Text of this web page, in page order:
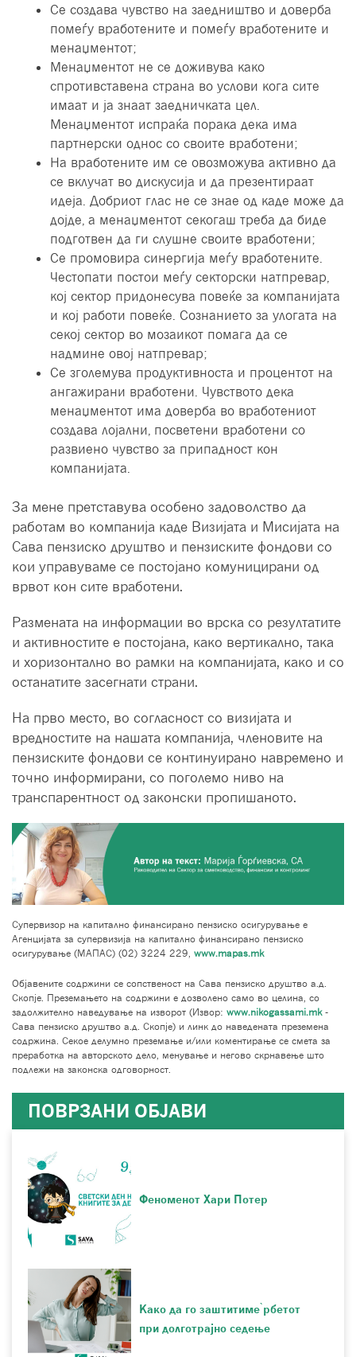
Се создава чувство на заедништво и доверба
помеѓу вработените и помеѓу вработените и
менаџментот;
Менаџментот не се доживува како
спротивставена страна во услови кога сите
имаат и ја знаат заедничката цел.
Менаџментот испраќа порака дека има
партнерски однос со своите вработени;
На вработените им се овозможува активно да
се вклучат во дискусија и да презентираат
идеја. Добриот глас не се знае од каде може да
дојде, а менаџментот секогаш треба да биде
подготвен да ги слушне своите вработени;
Се промовира синергија меѓу вработените.
Честопати постои меѓу секторски натпревар,
кој сектор придонесува повеќе за компанијата
и кој работи повеќе. Сознанието за улогата на
секој сектор во мозаикот помага да се
надмине овој натпревар;
Се зголемува продуктивноста и процентот на
ангажирани вработени. Чувството дека
менаџментот има доверба во вработениот
создава лојални, посветени вработени со
развиено чувство за припадност кон
компанијата.
За мене претставува особено задоволство да
работам во компанија каде Визијата и Мисијата на
Сава пензиско друштво и пензиските фондови со
кои управуваме се постојано комуницирани од
врвот кон сите вработени.
Размената на информации во врска со резултатите
и активностите е постојана, како вертикално, така
и хоризонтално во рамки на компанијата, како и со
останатите засегнати страни.
На прво место, во согласност со визијата и
вредностите на нашата компанија, членовите на
пензиските фондови се континуирано навремено и
точно информирани, со поголемо ниво на
транспарентност од законски пропишаното.
Супервизор на капитално финансирано пензиско осигурување е
Агенцијата за супервизија на капитално финансирано пензиско
осигурување (МАПАС) (02) 3224 229, www.mapas.mk
Објавените содржини се сопственост на Сава пензиско друштво а.д.
Скопје. Преземањето на содржини е дозволено само во целина, со
задолжително наведување на изворот (Извор: www.nikogassami.mk-
Сава пензиско друштво а.д. Скопје) и линк до наведената преземена
содржина. Секое делумно преземање и/или коментирање се смета за
преработка на авторското дело, менување и негово скрнавење што
подлежи на законска одговорност.
ПОВРЗАНИ ОБЈАВИ
Феноменот Хари Потер
Како да го заштитиме ̀рбетот
при долготрајно седење